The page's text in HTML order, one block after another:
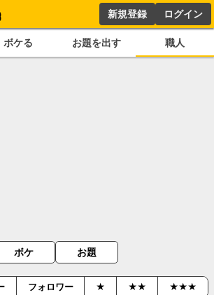
新規登録 ログイン
ボケる お題を出す 職人
ボケ お題
フォロワー ★ ★★ ★★★